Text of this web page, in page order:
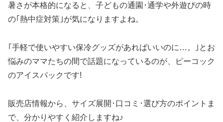
暑さが本格的になると、子どもの通園･通学や外遊びの時
の｢熱中症対策｣が気になりますよね。
｢手軽で使いやすい保冷グッズがあればいいのに…。｣とお
悩みのママたちの間で話題になっているのが、ピーコック
のアイスパックです!
販売店情報から、サイズ展開･口コミ･選び方のポイントま
で、分かりやすく紹介しますね♪